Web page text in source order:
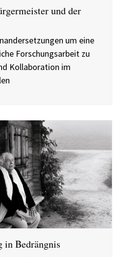
und der
um eine
Forschungsarbeit zu
Kollaboration im
in Bedrängnis